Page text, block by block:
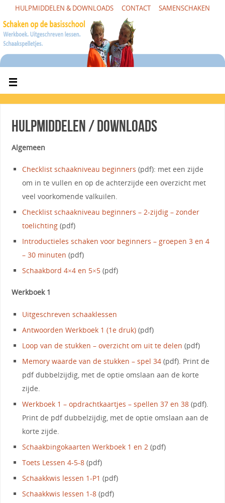
HULPMIDDELEN & DOWNLOADS CONTACT SAMENSCHAKEN
Hulpmiddelen / downloads
Algemeen
Checklist schaakniveau beginners (pdf): met een zijde
om in te vullen en op de achterzijde een overzicht met
veel voorkomende valkuilen.
Checklist schaakniveau beginners – 2-zijdig – zonder
toelichting (pdf)
Introductieles schaken voor beginners – groepen 3 en 4
– 30 minuten (pdf)
Schaakbord 4×4 en 5×5 (pdf)
Werkboek 1
Uitgeschreven schaaklessen
Antwoorden Werkboek 1 (1e druk) (pdf)
Loop van de stukken – overzicht om uit te delen(pdf)
Memory waarde van de stukken – spel 34 (pdf). Print de
pdf dubbelzijdig, met de optie omslaan aan de korte
zijde.
Werkboek 1 – opdrachtkaartjes – spellen 37 en 38 (pdf).
Print de pdf dubbelzijdig, met de optie omslaan aan de
korte zijde.
Schaakbingokaarten Werkboek 1 en 2 (pdf)
Toets Lessen 4-5-8 (pdf)
Schaakkwis lessen 1-P1 (pdf)
Schaakkwis lessen 1-8 (pdf)